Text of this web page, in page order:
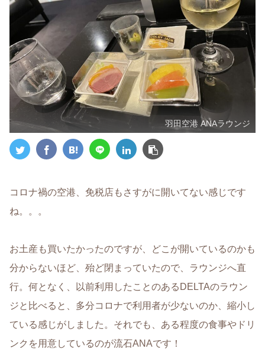
羽田空港 ANAラウンジ
コロナ禍の空港、免税店もさすがに開いてない感じです
ね。。。
お土産も買いたかったのですが、どこが開いているのかも
分からないほど、殆ど閉まっていたので、ラウンジへ直
行。何となく、以前利用したことのあるDELTAのラウン
ジと比べると、多分コロナで利用者が少ないのか、縮小し
ている感じがしました。それでも、ある程度の食事やドリ
ンクを用意しているのが流石ANAです！